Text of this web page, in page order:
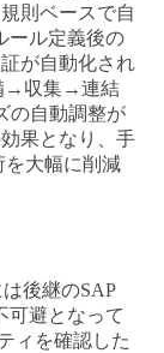
則ベースで自
ール定義後の
が自動化され
→収集→連結
の自動調整が
果となり、手
を大幅に削減
後継のSAP
可避となって
ィを確認した